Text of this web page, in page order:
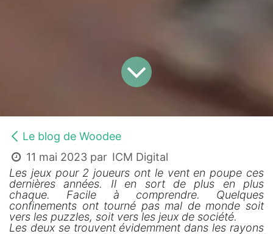
Le blog de Woodee
11 mai 2023 par ICM Digital
Les jeux pour 2 joueurs ont le vent en poupe ces
dernières années. Il en sort de plus en plus
chaque. Facile à comprendre. Quelques
confinements ont tourné pas mal de monde soit
vers les puzzles, soit vers les jeux de société.
Les deux se trouvent évidemment dans les rayons